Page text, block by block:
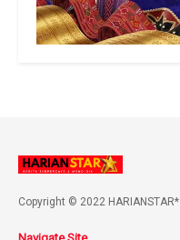
Copyright © 2022 HARIANSTAR*